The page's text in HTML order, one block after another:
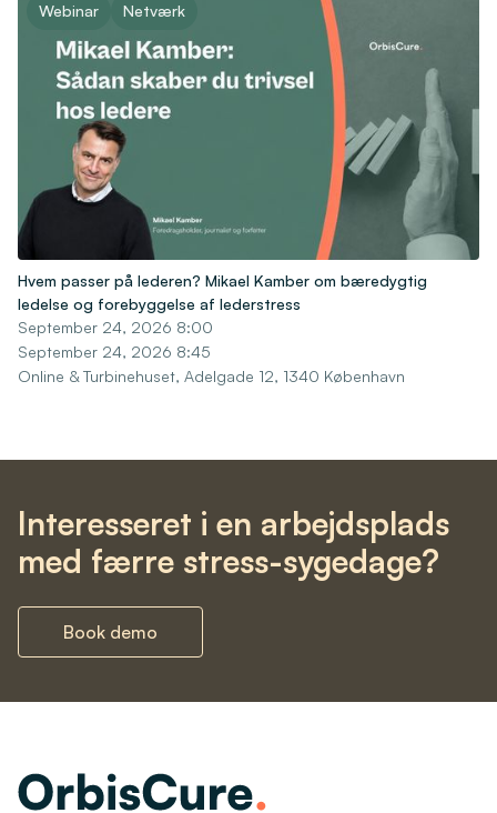
Webinar Netværk
Hvem passer på lederen? Mikael Kamber om bæredygtig
ledelse og forebyggelse af lederstress
September 24, 2026 8:00
September 24, 2026 8:45
Online & Turbinehuset, Adelgade 12, 1340 København
Interesseret i en arbejdsplads
med færre stress-sygedage?
Book demo